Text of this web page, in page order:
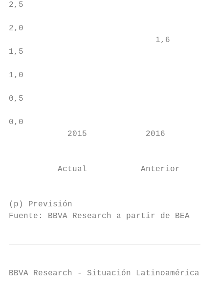
2,5                                     2,2
2,0
1,6
1,5
1,0
0,5
0,0
2015            2016
          Actual           Anterior
(p) Previsión
Fuente: BBVA Research a partir de BEA
BBVA Research - Situación Latinoamérica